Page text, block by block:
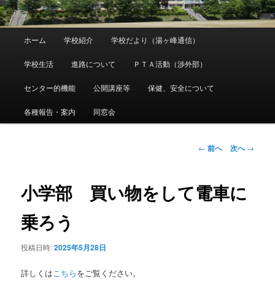
メ
イ
ン
コ
ン
ツ
へ
移
ホーム 学校紹介 学校だより（湯ヶ峰通信）
学校生活 進路について ＰＴＡ活動（渉外部）
センター的機能 公開講座等 保健、安全について
各種報告・案内 同窓会
投
ビ
ゲ
← 前へ 次へ→
小学部 買い物をして電車に
乗ろう
投稿日時:2025年5月28日
詳しくは こちらをご覧ください。